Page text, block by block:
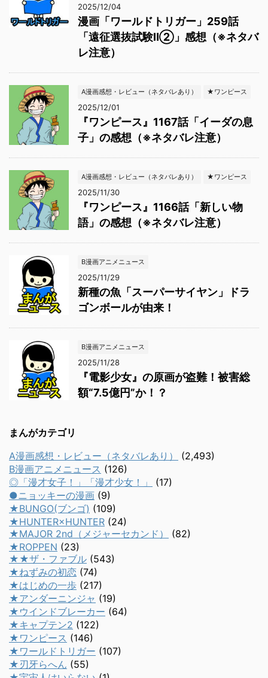
2025/12/04
漫画「ワールドトリガー」259話
「遠征選抜試験Ⅱ②」感想（※ネタバ
レ注意）
A漫画感想・レビュー（ネタバレあり） ★ワンピース
2025/12/01
『ワンピース』1167話「イーダの息
子」の感想（※ネタバレ注意）
A漫画感想・レビュー（ネタバレあり） ★ワンピース
2025/11/30
『ワンピース』1166話「新しい物
語」の感想（※ネタバレ注意）
B漫画アニメニュース
2025/11/29
新種の魚「スーパーサイヤン」ドラ
ゴンボールが由来！
B漫画アニメニュース
2025/11/28
『電影少女』の原画が盗難！被害総
額“7.5億円”か！？
まんがカテゴリ
A漫画感想・レビュー（ネタバレあり）
(2,493)
B漫画アニメニュース (126)
◎「漫才女子！」「漫才少女！」
(17)
●ニョッキーの漫画 (9)
★BUNGO(ブンゴ) (109)
★HUNTER×HUNTER (24)
★MAJOR 2nd（メジャーセカンド）
(82)
★ROPPEN (23)
★★ザ・ファブル (543)
★ねずみの初恋 (74)
★はじめの一歩 (217)
★アンダーニンジャ (19)
★ウインドブレーカー (64)
★キャプテン2 (122)
★ワンピース (146)
★ワールドトリガー (107)
★刃牙らへん (55)